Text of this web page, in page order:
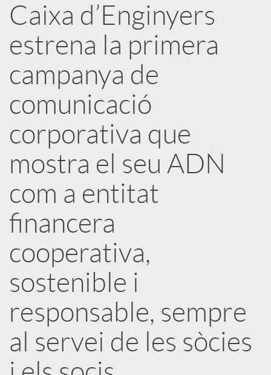
b
l
i
c
a
d
o
r
d
e
Caixa d’Enginyers
estrena la primera
campanya de
comunicació
corporativa que
mostra el seu ADN
com a entitat
financera
cooperativa,
sostenible i
responsable, sempre
al servei de les sòcies